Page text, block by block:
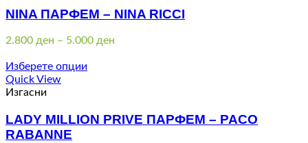
NINA ПАРФЕМ – NINA RICCI
2.800 ден – 5.000 ден
Изберете опции
Quick View
Изгасни
LADY MILLION PRIVE ПАРФЕМ – PACO
RABANNE